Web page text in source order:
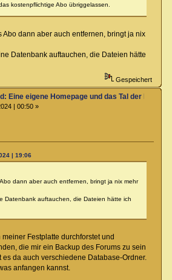
kostenpflichtige Abo übriggelassen.
Abo dann aber auch entfernen, bringt ja nix
Datenbank auftauchen, die Dateien hätte
Gespeichert
Eine eigene Homepage und das Tal der Klagen
| 00:50 »
| 19:06
dann aber auch entfernen, bringt ja nix mehr
Datenbank auftauchen, die Dateien hätte ich
Festplatte durchforstet und
die mir ein Backup des Forums zu sein
da auch verschiedene Database-Ordner.
anfangen kannst.